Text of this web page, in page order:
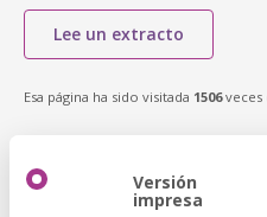
Lee un extracto
Esa página ha sido visitada 1506veces
Versión
impresa